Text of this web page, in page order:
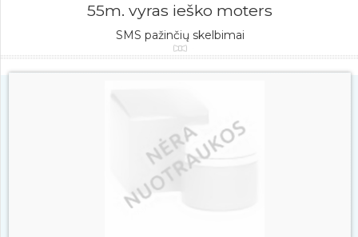
55m. vyras ieško moters
SMS pažinčių skelbimai